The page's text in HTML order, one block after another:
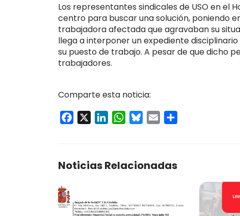
Los representantes sindicales de USO en el
centro para buscar una solución, poniendo
trabajadora afectada que agravaban su
llega a interponer un expediente
su puesto de trabajo. A pesar de que dicho
trabajadores.
Comparte esta noticia:
Facebook LinkedInWhatsApp
Bluesky
Email
Noticias Relacionadas